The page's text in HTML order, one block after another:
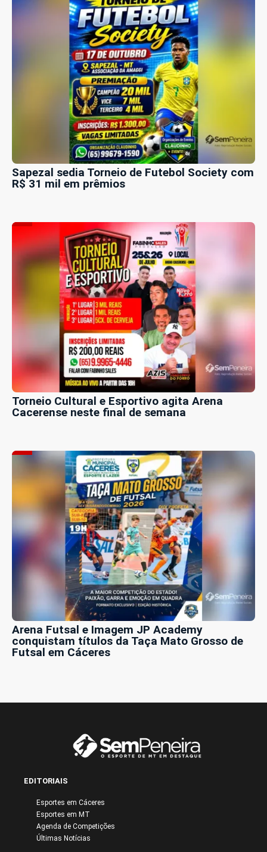
Sapezal sedia Torneio de Futebol Society com
R$ 31 mil em prêmios
Torneio Cultural e Esportivo agita Arena
Cacerense neste final de semana
Arena Futsal e Imagem JP Academy
conquistam títulos da Taça Mato Grosso de
Futsal em Cáceres
EDITORIAIS
Esportes em Cáceres
Esportes em MT
Agenda de Competições
Últimas Notícias